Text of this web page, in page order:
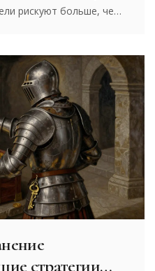
рискуют больше, чем
стратегии